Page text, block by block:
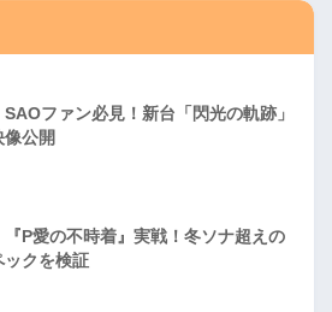
SAOファン必見！新台「閃光の軌跡」
公開
『P愛の不時着』実戦！冬ソナ超えの
ックを検証